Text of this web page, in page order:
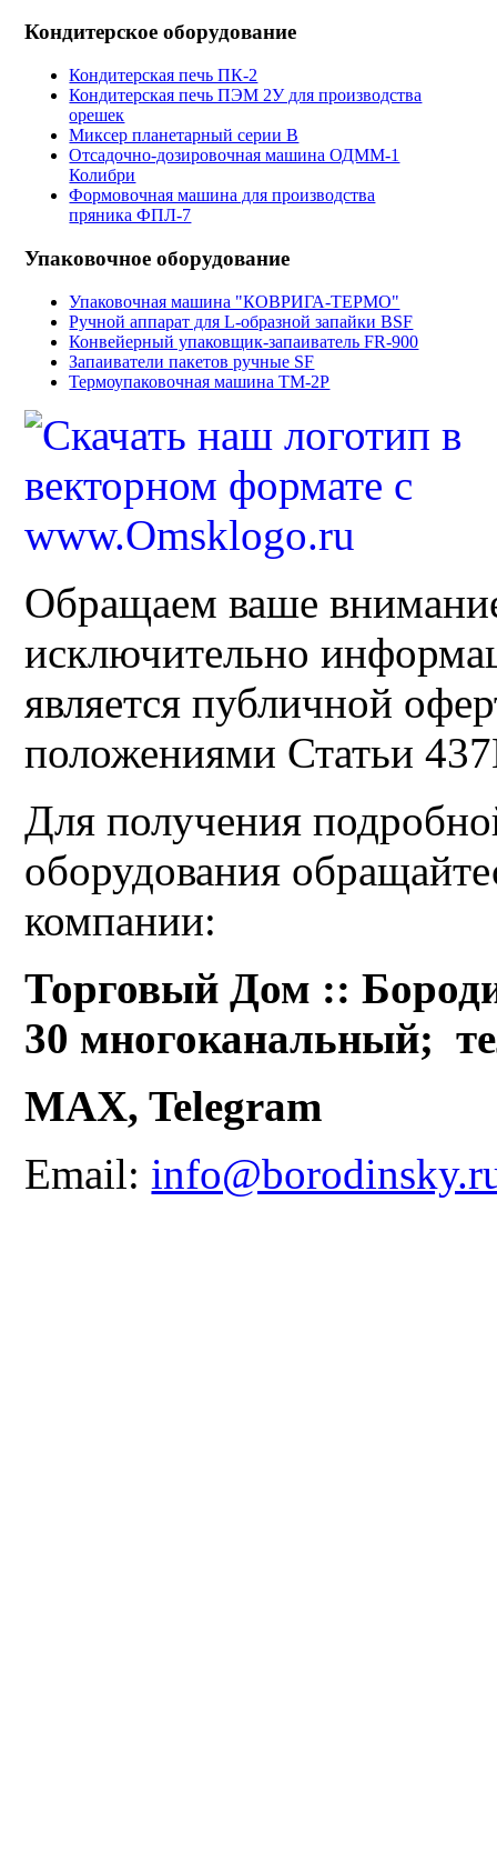
Кондитерское оборудование
Кондитерская печь ПК-2
Кондитерская печь ПЭМ 2У для производства
орешек
Миксер планетарный серии B
Отсадочно-дозировочная машина ОДММ-1
Колибри
Формовочная машина для производства
пряника ФПЛ-7
Упаковочное оборудование
Упаковочная машина "КОВРИГА-ТЕРМО"
Ручной аппарат для L-образной запайки BSF
Конвейерный упаковщик-запаиватель FR-900
Запаиватели пакетов ручные SF
Термоупаковочная машина ТМ-2Р
Обращаем ваше
исключительно
является публичной
положениями Статьи
Для получения
оборудования
компании:
Торговый Дом ::
30 многоканальный;
MAX, Telegram
Email: